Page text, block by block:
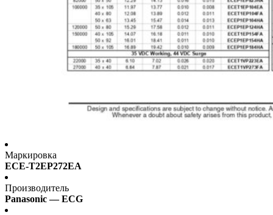
Маркировка
ECE-T2EP272EA
Производитель
Panasonic — ECG